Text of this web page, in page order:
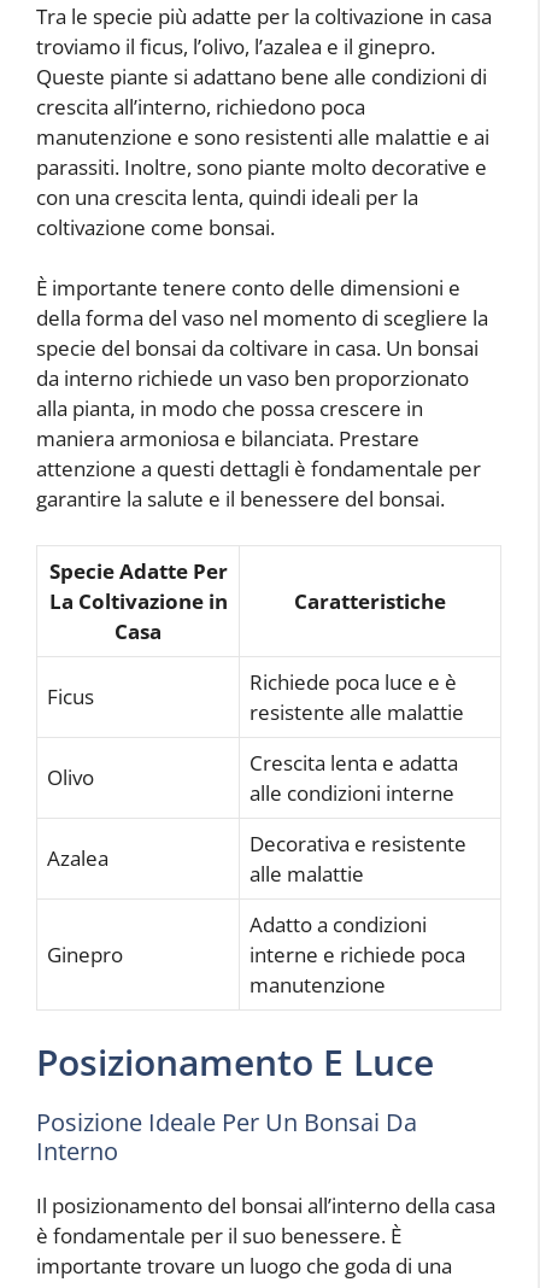
Tra le specie più adatte per la coltivazione in casa
troviamo il ficus, l’olivo, l’azalea e il ginepro.
Queste piante si adattano bene alle condizioni di
crescita all’interno, richiedono poca
manutenzione e sono resistenti alle malattie e ai
parassiti. Inoltre, sono piante molto decorative e
con una crescita lenta, quindi ideali per la
coltivazione come bonsai.
È importante tenere conto delle dimensioni e
della forma del vaso nel momento di scegliere la
specie del bonsai da coltivare in casa. Un bonsai
da interno richiede un vaso ben proporzionato
alla pianta, in modo che possa crescere in
maniera armoniosa e bilanciata. Prestare
attenzione a questi dettagli è fondamentale per
garantire la salute e il benessere del bonsai.
Specie Adatte Per
La Coltivazione in
Casa
Caratteristiche
Ficus
Richiede poca luce e è
resistente alle malattie
Olivo
Crescita lenta e adatta
alle condizioni interne
Azalea
Decorativa e resistente
alle malattie
Ginepro
Adatto a condizioni
interne e richiede poca
manutenzione
Posizionamento E Luce
Posizione Ideale Per Un Bonsai Da
Interno
Il posizionamento del bonsai all’interno della casa
è fondamentale per il suo benessere. È
importante trovare un luogo che goda di una